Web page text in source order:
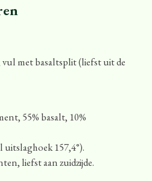
vul met basaltsplit (liefst uit de
55% basalt, 10%
uitslaghoek 157,4°).
liefst aan zuidzijde.